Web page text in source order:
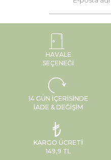
HAVALE
SEÇENEĞI
14 GÜN İÇERISINDE
İADE & DEĞIŞIM
KARGO ÜCRETI
149,9 TL